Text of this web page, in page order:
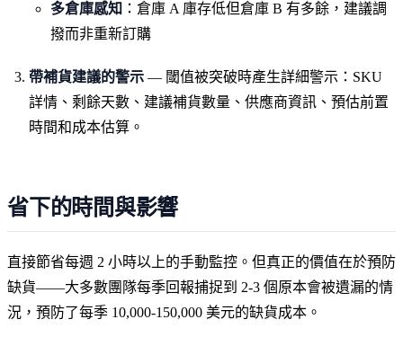
多倉庫感知 ：倉庫 A 庫存低但倉庫 B 有多餘，建議調
撥而非重新訂購
帶補貨建議的警示 — 閾值被突破時產生詳細警示：SKU
詳情、剩餘天數、建議補貨數量、供應商資訊、預估前置
時間和成本估算。
省下的時間與影響
直接節省每週 2 小時以上的手動監控。但真正的價值在於預防
缺貨——大多數團隊每季回報捕捉到 2-3 個原本會被遺漏的情
況，預防了每季 10,000-150,000 美元的缺貨成本。